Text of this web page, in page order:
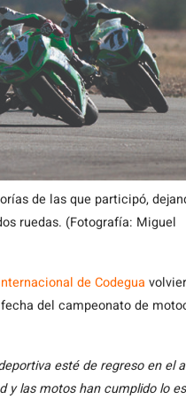
de las que participó,
ruedas. (Fotografía: Miguel
de Codegua
del campeonato de
esté de regreso en el
las motos han cumplido lo